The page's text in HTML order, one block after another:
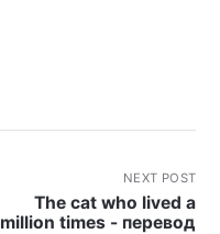
NEXT POST
The cat who lived a
million times - перевод